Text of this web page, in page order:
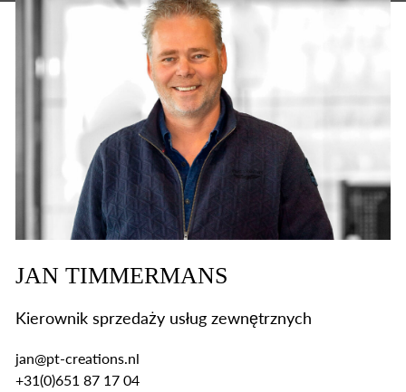
JAN TIMMERMANS
Kierownik sprzedaży usług zewnętrznych
jan@pt-creations.nl
+31(0)651 87 17 04